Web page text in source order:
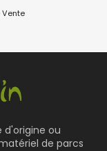
d'origine ou
de parcs